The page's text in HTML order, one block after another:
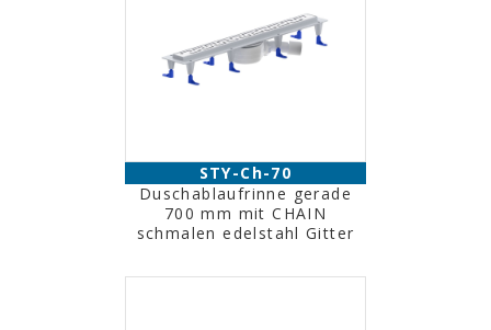
STY-Ch-70
Duschablaufrinne gerade
700 mm mit CHAIN
schmalen edelstahl Gitter